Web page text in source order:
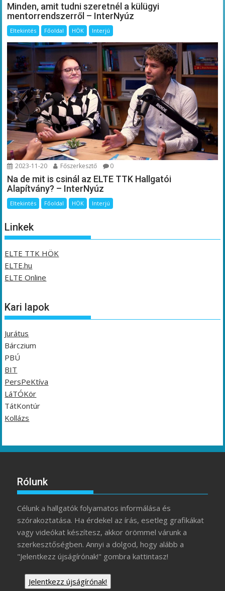
Minden, amit tudni szeretnél a külügyi
mentorrendszerről – InterNyúz
Eltekintés Főoldal HÖK Interjú
2023-11-20 Főszerkesztő 0
Na de mit is csinál az ELTE TTK Hallgatói
Alapítvány? – InterNyúz
Eltekintés Főoldal HÖK Interjú
Linkek
ELTE TTK HÖK
ELTE.hu
ELTE Online
Kari lapok
Jurátus
Bárczium
PBÚ
BIT
PersPeKtíva
LáTÓKör
TátKontúr
Kollázs
Rólunk
Célunk a hallgatók folyamatos informálása és
szórakoztatása. Ha érdekel az írás, esetleg grafikákat
vagy videókat készítesz, akkor örömmel várunk a
szerkesztőségben. Annyi a dolgod, hogy alább a
"Jelentkezz újságírónak!" gombra kattintasz!
Jelentkezz újságírónak!